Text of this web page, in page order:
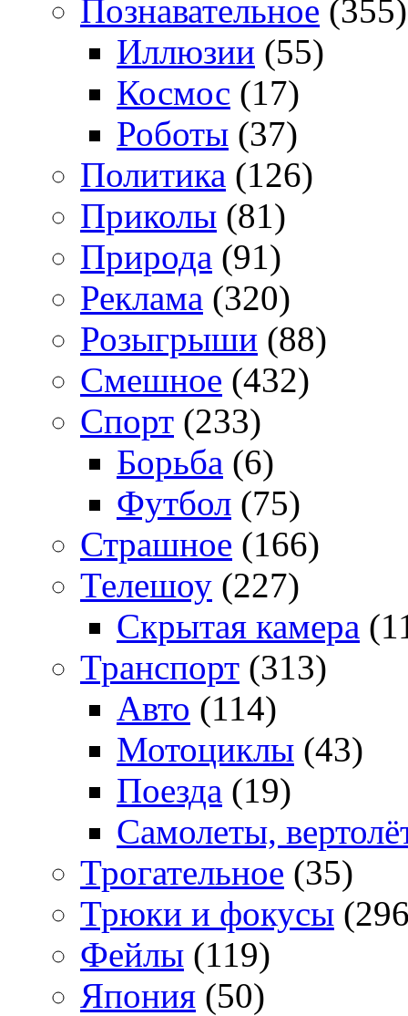
Познавательное (355)
Иллюзии (55)
Космос (17)
Роботы (37)
Политика (126)
Приколы (81)
Природа (91)
Реклама (320)
Розыгрыши (88)
Смешное (432)
Спорт (233)
Борьба (6)
Футбол (75)
Страшное (166)
Телешоу (227)
Скрытая камера
Транспорт (313)
Авто (114)
Мотоциклы (43)
Поезда (19)
Самолеты,
Трогательное (35)
Трюки и фокусы
Фейлы (119)
Япония (50)